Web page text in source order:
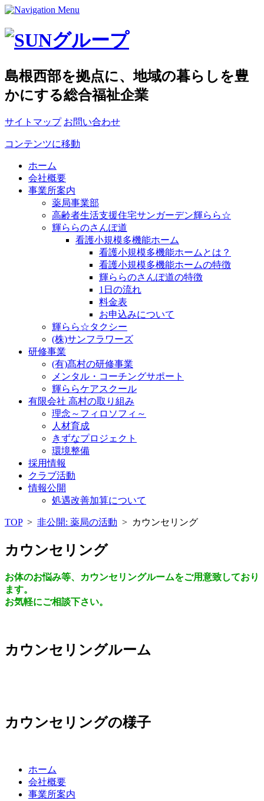
島根西部を拠点に、地域の暮らしを豊
かにする総合福祉企業
サイトマップ お問い合わせ
コンテンツに移動
ホーム
会社概要
事業所案内
薬局事業部
高齢者生活支援住宅サンガーデン輝らら☆
輝ららのさんぽ道
看護小規模多機能ホーム
看護小規模多機能ホームとは？
看護小規模多機能ホームの特徴
輝ららのさんぽ道の特徴
1日の流れ
料金表
お申込みについて
輝らら☆タクシー
(株)サンフラワーズ
研修事業
(有)髙村の研修事業
メンタル・コーチングサポート
輝ららケアスクール
有限会社 高村の取り組み
理念～フィロソフィ～
人材育成
きずなプロジェクト
環境整備
採用情報
クラブ活動
情報公開
処遇改善加算について
TOP> 非公開: 薬局の活動 > カウンセリング
カウンセリング
お体のお悩み等、カウンセリングルームをご用意致しており
ます。
お気軽にご相談下さい。
カウンセリングルーム
カウンセリングの様子
ホーム
会社概要
事業所案内